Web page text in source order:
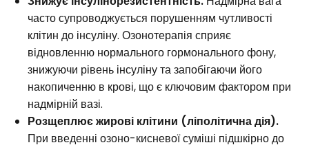
часто супроводжується порушенням чутливості
клітин до інсуліну. Озонотерапія сприяє
відновленню нормального гормонального фону,
знижуючи рівень інсуліну та запобігаючи його
накопиченню в крові, що є ключовим фактором при
надмірній вазі.
Розщеплює жирові клітини (ліполітична дія).
При введенні озоно-кисневої суміші підшкірно до